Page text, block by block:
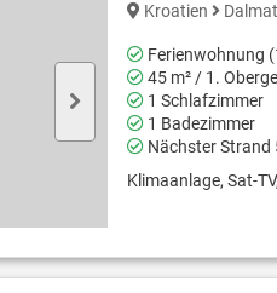
Kroatien
Ferienwohnung
45 m² / 1.
1 Schlafzimmer
1 Badezimmer
Nächster Strand
Klimaanlage, Sat-